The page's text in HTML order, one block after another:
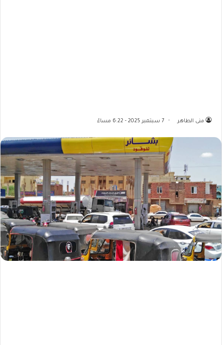
منى الطاهر 7 سبتمبر 2025 - 6:22 مساءً